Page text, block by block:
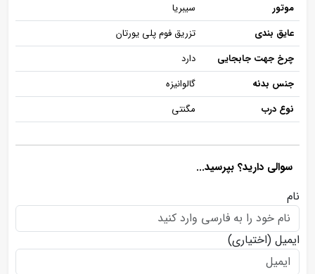
موتور
سیبریا
عایق بندی
تزریق فوم پلی یورتان
چرخ جهت جابجایی
دارد
جنس بدنه
گالوانیزه
نوع درب
مگنتی
سوالی دارید؟ بپرسید...
نام
ایمیل (اختیاری)